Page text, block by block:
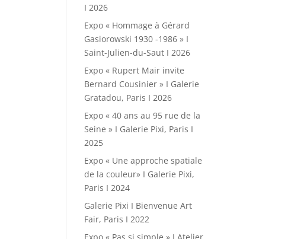
I 2026
Expo « Hommage à Gérard
Gasiorowski 1930 -1986 » I
Saint-Julien-du-Saut I 2026
Expo « Rupert Mair invite
Bernard Cousinier » I Galerie
Gratadou, Paris I 2026
Expo « 40 ans au 95 rue de la
Seine » I Galerie Pixi, Paris I
2025
Expo « Une approche spatiale
de la couleur» I Galerie Pixi,
Paris I 2024
Galerie Pixi I Bienvenue Art
Fair, Paris I 2022